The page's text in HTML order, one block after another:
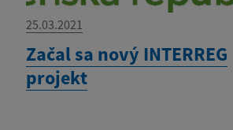
25.03.2021
Začal sa nový INTERREG
projekt